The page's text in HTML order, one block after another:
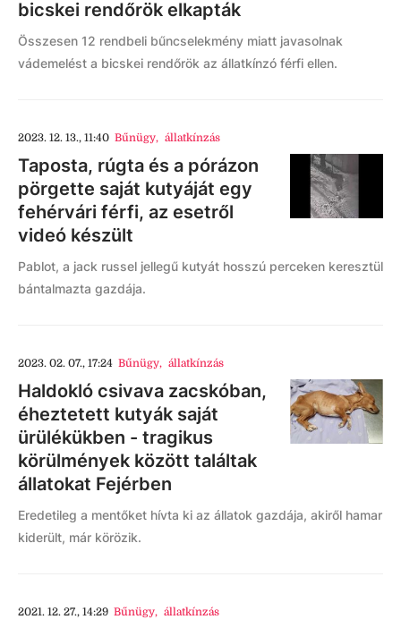
bicskei rendőrök elkapták
Összesen 12 rendbeli bűncselekmény miatt javasolnak
vádemelést a bicskei rendőrök az állatkínzó férfi ellen.
2023. 12. 13., 11:40 Bűnügy, állatkínzás
Taposta, rúgta és a pórázon
pörgette saját kutyáját egy
fehérvári férfi, az esetről
videó készült
Pablot, a jack russel jellegű kutyát hosszú perceken keresztül
bántalmazta gazdája.
2023. 02. 07., 17:24 Bűnügy, állatkínzás
Haldokló csivava zacskóban,
éheztetett kutyák saját
ürülékükben - tragikus
körülmények között találtak
állatokat Fejérben
Eredetileg a mentőket hívta ki az állatok gazdája, akiről hamar
kiderült, már körözik.
2021. 12. 27., 14:29 Bűnügy, állatkínzás